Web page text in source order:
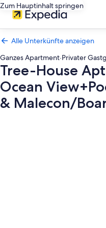
Zum Hauptinhalt springen
Alle Unterkünfte anzeigen
Ganzes Apartment·Privater
Tree-House
Ocean
& Malecon/